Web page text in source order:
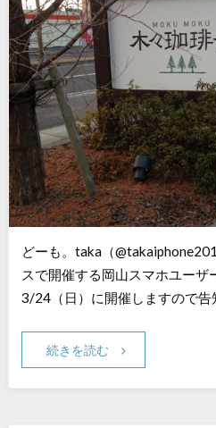
どーも。taka（
スで開催する岡山スマホユーザ
3/24（日）に開催しますので告
続きを読む